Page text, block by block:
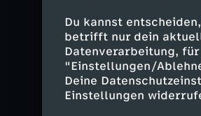
Du kannst
betrifft nur dein
Datenverarbeitung,
"Einstellungen/
Deine
Einstellungen
Amazon.